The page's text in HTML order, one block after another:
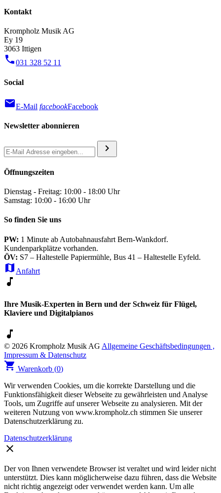
Kontakt
Krompholz Musik AG
Ey 19
3063 Ittigen
phone031 328 52 11
Social
mailE-Mail facebookFacebook
Newsletter abonnieren
chevron_right
Öffnungszeiten
Dienstag - Freitag: 10:00 - 18:00 Uhr
Samstag: 10:00 - 16:00 Uhr
So finden Sie uns
PW: 1 Minute ab Autobahnausfahrt Bern-Wankdorf.
Kundenparkplätze vorhanden.
ÖV: S7 – Haltestelle Papiermühle, Bus 41 – Haltestelle Eyfeld.
map Anfahrt
music_note
Ihre Musik-Experten in Bern und der Schweiz für Flügel,
Klaviere und Digitalpianos
music_note
© 2026 Krompholz Musik AG Allgemeine Geschäftsbedingungen ,
Impressum & Datenschutz
shopping_cart Warenkorb (0)
Wir verwenden Cookies, um die korrekte Darstellung und die
Funktionsfähigkeit dieser Webseite zu gewährleisten und Analyse
Tools, um Zugriffe auf unserer Webseite zu analysieren. Mit der
weiteren Nutzung von www.krompholz.ch stimmen Sie unserer
Datenschutzerklärung zu.
Datenschutzerklärung
clear
Der von Ihnen verwendete Browser ist veraltet und wird leider nicht
unterstützt. Dies kann möglicherweise dazu führen, dass die Website
nicht richtig angezeigt oder verwendet werden kann. Um alle